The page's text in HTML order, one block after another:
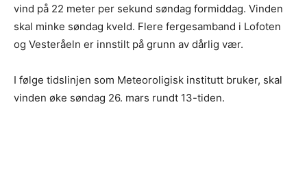
vind på 22 meter per sekund søndag formiddag. Vinden
skal minke søndag kveld. Flere fergesamband i Lofoten
og Vesteråeln er innstilt på grunn av dårlig vær.
I følge tidslinjen som Meteoroligisk institutt bruker, skal
vinden øke søndag 26. mars rundt 13-tiden.